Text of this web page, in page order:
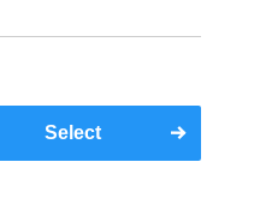
Select